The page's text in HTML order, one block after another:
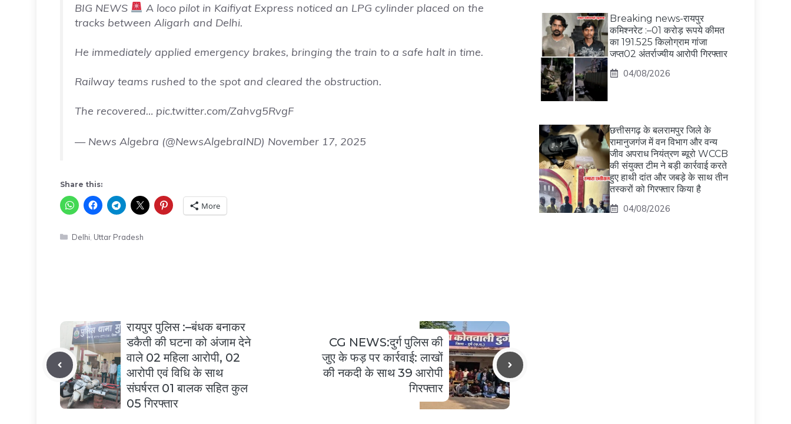
BIG NEWS
A loco pilot in Kaifiyat Express noticed an LPG cylinder placed on the
tracks between Aligarh and Delhi.
He immediately applied emergency brakes, bringing the train to a safe halt in time.
Railway teams rushed to the spot and cleared the obstruction.
The recovered… pic.twitter.com/Zahvg5RvgF
— News Algebra (@NewsAlgebraIND) November 17, 2025
Share this:
More
Categories
Delhi Uttar Pradesh
रायपुर पुलिस :–बंधक बनाकर
डकैती की घटना को अंजाम देने
वाले 02 महिला आरोपी, 02
आरोपी एवं विधि के साथ
संघर्षरत 01 बालक सहित कुल
05 गिरफ्तार
CG NEWS:दुर्ग पुलिस की
जुए के फड़ पर कार्रवाई: लाखों
की नकदी के साथ 39 आरोपी
गिरफ्तार
Breaking news-रायपुर
कमिश्नरेट :–01 करोड़ रूपये कीमत
का 191.525 किलोग्राम गांजा
जप्त02 अंतर्राज्यीय आरोपी गिरफ्तार
04/08/2026
छत्तीसगढ़ के बलरामपुर जिले के
रामानुजगंज में वन विभाग और वन्य
जीव अपराध नियंत्रण ब्यूरो WCCB
की संयुक्त टीम ने बड़ी कार्रवाई करते
हुए हाथी दांत और जबड़े के साथ तीन
तस्करों को गिरफ्तार किया है
04/08/2026